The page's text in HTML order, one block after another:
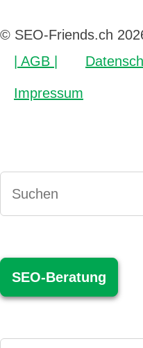
© SEO-Friends.ch
| AGB |
Impressum
SEO-Beratung